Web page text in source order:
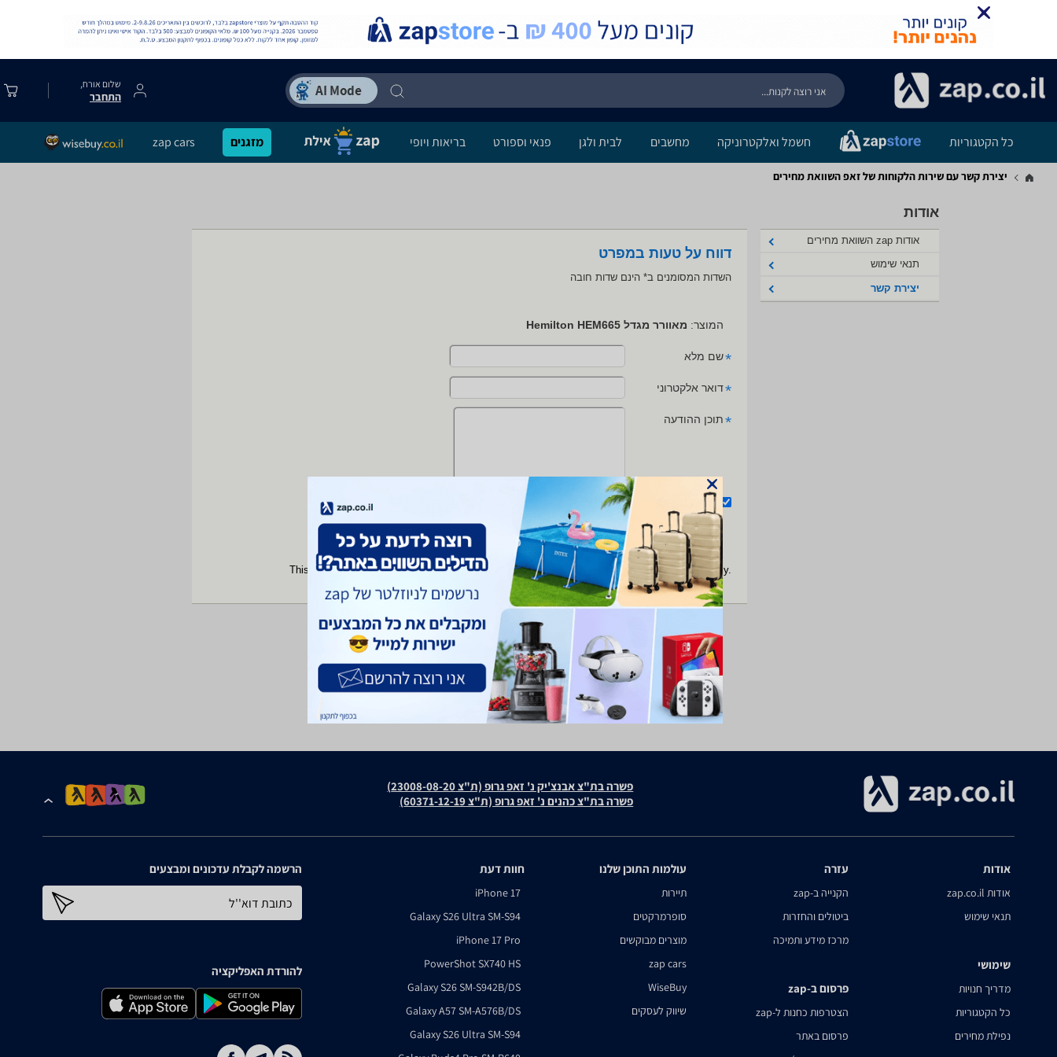
שלום אורח,
התחבר
כל הקטגוריות חשמל ואלקטרוניקה מחשבים לבית ולגן פנאי וספורט בריאות ויופי מזגנים zap cars
יצירת קשר עם שירות הלקוחות של זאפ השוואת מחירים
אודות
אודות zap השוואת מחירים
תנאי שימוש
יצירת קשר
דווח על טעות במפרט
השדות המסומנים ב* הינם שדות חובה
המוצר: מאוורר מגדל Hemilton HEM665
*שם מלא
*דואר אלקטרוני
*תוכן ההודעה
אני מאשר/ת את תנאי השימוש מדיניות הפרטיות
This site is protected by reCAPTCHA and the GooglePrivacy Policy and Terms of Serviceapply.
פשרה בת"צ אבנצ'יק נ' זאפ גרופ (ת"צ 23008-08-20)
פשרה בת"צ כהנים נ' זאפ גרופ (ת"צ 60371-12-19)
אודות
אודות zap.co.il
תנאי שימוש
שימושי
מדריך חנויות
כל הקטגוריות
נפילת מחירים
עזרה
הקנייה ב-zap
ביטולים והחזרות
מרכז מידע ותמיכה
פרסום ב-zap
הצטרפות כחנות ל-zap
פרסום באתר
עולמות התוכן שלנו
תיירות
סופרמרקטים
מוצרים מבוקשים
zap cars
WiseBuy
שיווק לעסקים
חוות דעת
iPhone 17
Galaxy S26 Ultra SM-S94
iPhone 17 Pro
PowerShot SX740 HS
Galaxy S26 SM-S942B/DS
Galaxy A57 SM-A576B/DS
Galaxy S26 Ultra SM-S94
הרשמה לקבלת עדכונים ומבצעים
כתובת דוא''ל
להורדת האפליקציה